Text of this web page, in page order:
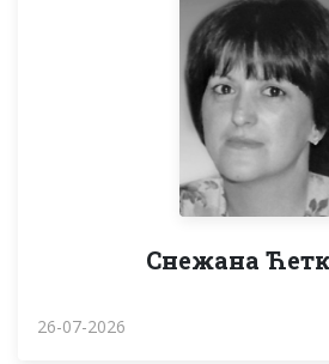
Снежана
26-07-2026